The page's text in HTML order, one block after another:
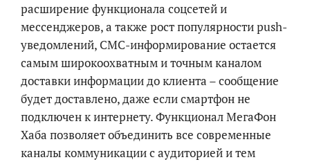
расширение функционала соцсетей и
мессенджеров, а также рост популярности push-
уведомлений, СМС-информирование остается
самым широкоохватным и точным каналом
доставки информации до клиента – сообщение
будет доставлено, даже если смартфон не
подключен к интернету. Функционал МегаФон
Хаба позволяет объединить все современные
каналы коммуникации с аудиторией и тем